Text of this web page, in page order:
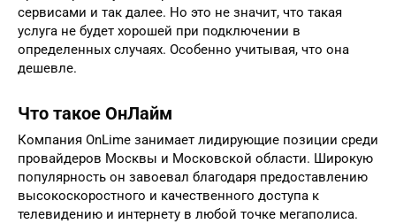
сервисами и так далее. Но это не значит, что такая
услуга не будет хорошей при подключении в
определенных случаях. Особенно учитывая, что она
дешевле.
Что такое ОнЛайм
Компания OnLime занимает лидирующие позиции среди
провайдеров Москвы и Московской области. Широкую
популярность он завоевал благодаря предоставлению
высокоскоростного и качественного доступа к
телевидению и интернету в любой точке мегаполиса.